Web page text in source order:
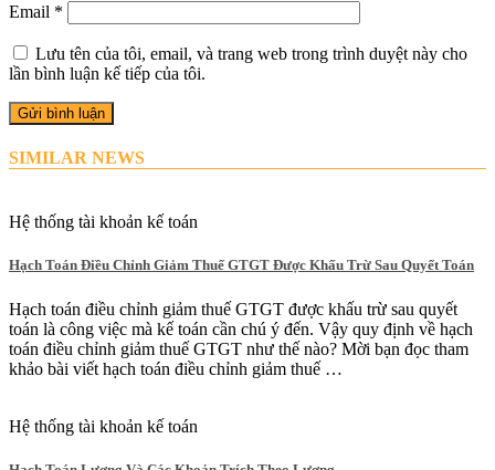
Email *
Lưu tên của tôi, email, và trang web trong trình duyệt này cho
lần bình luận kế tiếp của tôi.
SIMILAR NEWS
Hệ thống tài khoản kế toán
Hạch Toán Điều Chỉnh Giảm Thuế GTGT Được Khấu Trừ Sau Quyết Toán
Hạch toán điều chỉnh giảm thuế GTGT được khấu trừ sau quyết
toán là công việc mà kế toán cần chú ý đến. Vậy quy định về hạch
toán điều chỉnh giảm thuế GTGT như thế nào? Mời bạn đọc tham
khảo bài viết hạch toán điều chỉnh giảm thuế …
Hệ thống tài khoản kế toán